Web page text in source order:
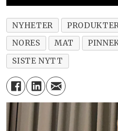
NYHETER
NORES
MAT
SISTE NYTT